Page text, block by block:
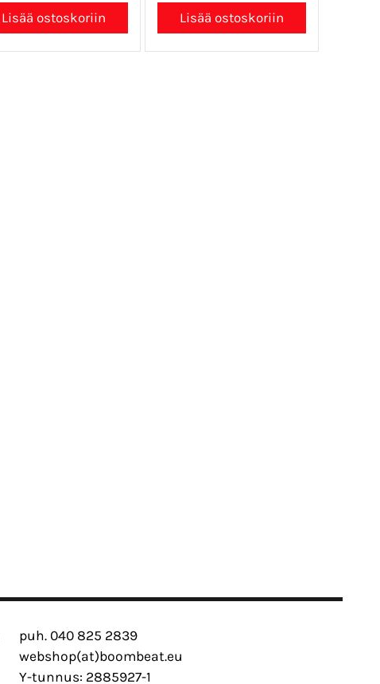
puh. 040 825 2839
webshop(at)boombeat.eu
Y-tunnus: 2885927-1